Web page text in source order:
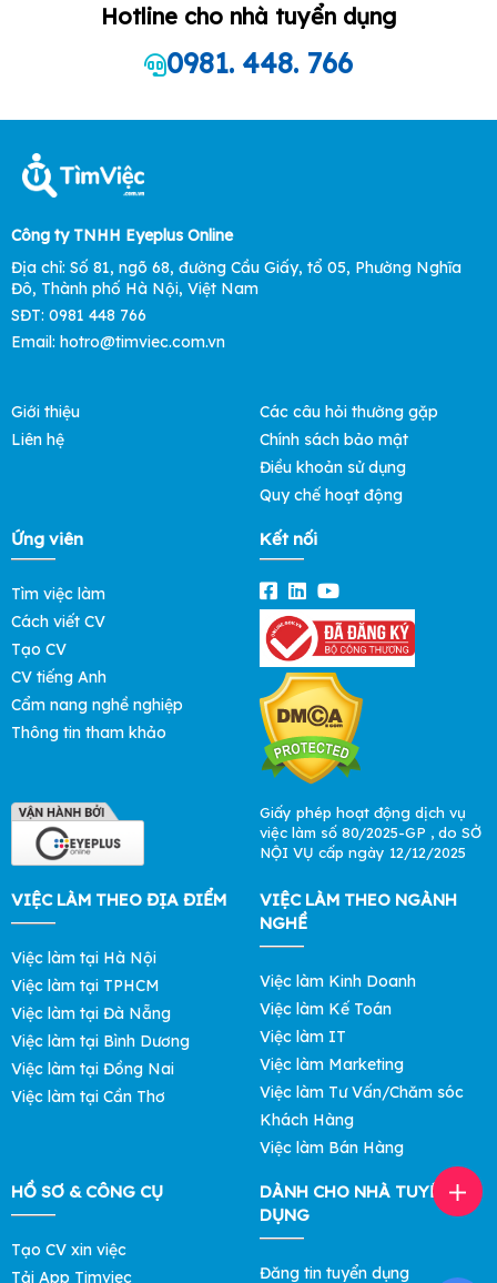
Hotline cho nhà tuyển dụng
0981. 448. 766
Công ty TNHH Eyeplus Online
Địa chỉ: Số 81, ngõ 68, đường Cầu Giấy, tổ 05, Phường Nghĩa
Đô, Thành phố Hà Nội, Việt Nam
SĐT: 0981 448 766
Email: hotro@timviec.com.vn
Giới thiệu
Liên hệ
Các câu hỏi thường gặp
Chính sách bảo mật
Điều khoản sử dụng
Quy chế hoạt động
Ứng viên
Tìm việc làm
Cách viết CV
Tạo CV
CV tiếng Anh
Cẩm nang nghề nghiệp
Thông tin tham khảo
Kết nối
Giấy phép hoạt động dịch vụ
việc làm số 80/2025-GP , do SỞ
NỘI VỤ cấp ngày 12/12/2025
VIỆC LÀM THEO ĐỊA ĐIỂM
Việc làm tại Hà Nội
Việc làm tại TPHCM
Việc làm tại Đà Nẵng
Việc làm tại Bình Dương
Việc làm tại Đồng Nai
Việc làm tại Cần Thơ
VIỆC LÀM THEO NGÀNH
NGHỀ
Việc làm Kinh Doanh
Việc làm Kế Toán
Việc làm IT
Việc làm Marketing
Việc làm Tư Vấn/Chăm sóc
Khách Hàng
Việc làm Bán Hàng
HỒ SƠ & CÔNG CỤ
Tạo CV xin việc
Tải App Timviec
DÀNH CHO NHÀ TUYỂN
DỤNG
Đăng tin tuyển dụng